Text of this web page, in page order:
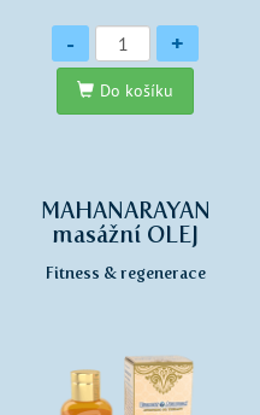
Množství
- +
Do košíku
MAHANARAYAN
masážní OLEJ
Fitness & regenerace